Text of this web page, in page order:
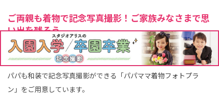
ご両親も着物で記念写真撮影！ご家族みなさまで思
い出を残そう
お子さまの卒業式がご家族みなさまの記念になるよう、ママパパ
も一緒に写真撮影をしてみませんか。スタジオアリスでは、ママ
パパも和装で記念写真撮影ができる「パパママ着物フォトプラ
ン」をご用意しています。